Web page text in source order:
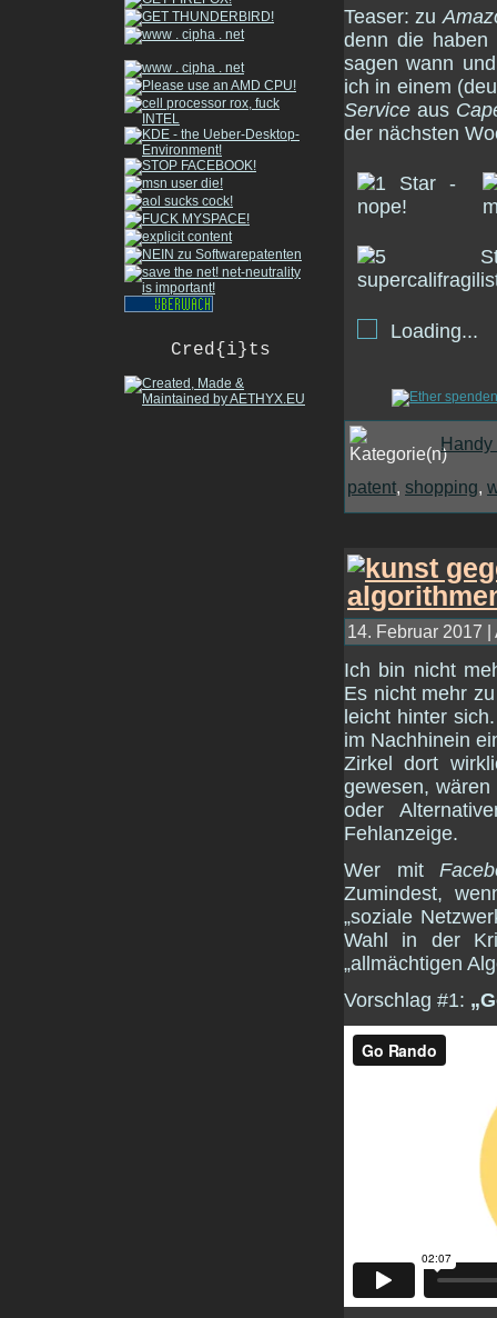
Cred{i}ts
Teaser: zu
denn die haben
sagen wann
ich in einem
Service aus
der nächsten
Loading...
Handy
patent shopping
14. Februar 2017
Ich bin nicht
Es nicht mehr
leicht hinter
im Nachhinein
Zirkel dort
gewesen,
oder
Fehlanzeige.
Wer mit
Zumindest,
„soziale
Wahl in der
„allmächtigen
Vorschlag #1: